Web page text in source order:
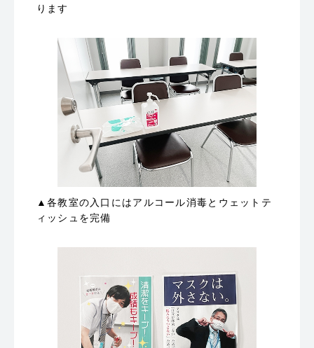
ります
▲各教室の入口にはアルコール消毒とウェットテ
ィッシュを完備